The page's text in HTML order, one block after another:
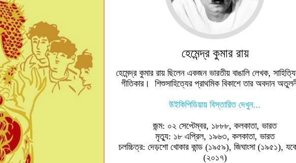
হেমেন্দ্র কুমার রায়
হেমেন্দ্র কুমার রায় ছিলেন একজন ভারতীয় বাঙালি লেখক,
গীতিকার। শিশুসাহিত্যের প্রাথমিক বিকাশে তার অবদান
উইকিপিডিয়ায় বিস্তারিত দেখুন...
জন্ম: ০২ সেপ্টেম্বর, ১৮৮৮, কলকাতা, ভারত
মৃত্যু: ১৮ এপ্রিল, ১৯৬৩, কলকাতা, ভারত
চলচ্চিত্র: দেড়শো খোকার কান্ড (১৯৫৯), জিঘাংসা (১৯৫১),
(২০১৭)